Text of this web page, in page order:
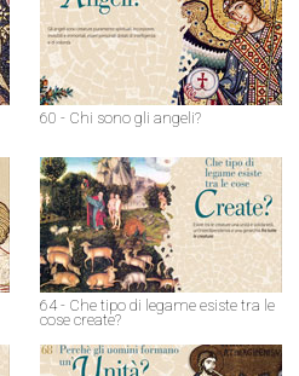
60 - Chi sono gli angeli?
64 - Che tipo di legame esiste tra le
cose create?